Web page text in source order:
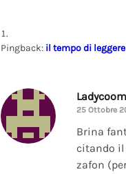
Pingback: il tempo di
25 Ottobre
Brina
citando il
zafon